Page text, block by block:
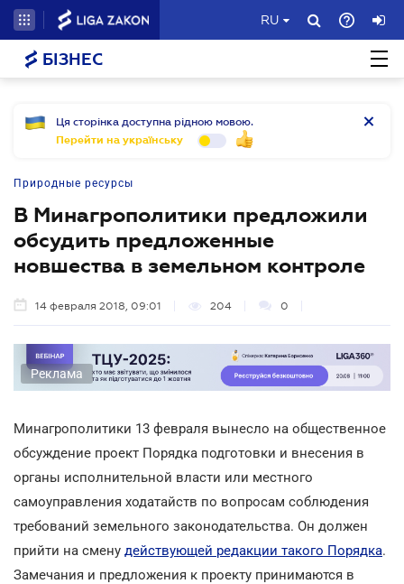
RU
БІЗНЕС
Ця сторінка доступна рідною мовою.
Перейти на українську
Природные ресурсы
В Минагрополитики предложили
обсудить предложенные
новшества в земельном контроле
14 февраля 2018, 09:01 204 0
Реклама
Минагрополитики 13 февраля вынесло на общественное
обсуждение проект Порядка подготовки и внесения в
органы исполнительной власти или местного
самоуправления ходатайств по вопросам соблюдения
требований земельного законодательства. Он должен
прийти на смену действующей редакции такого Порядка.
Замечания и предложения к проекту принимаются в